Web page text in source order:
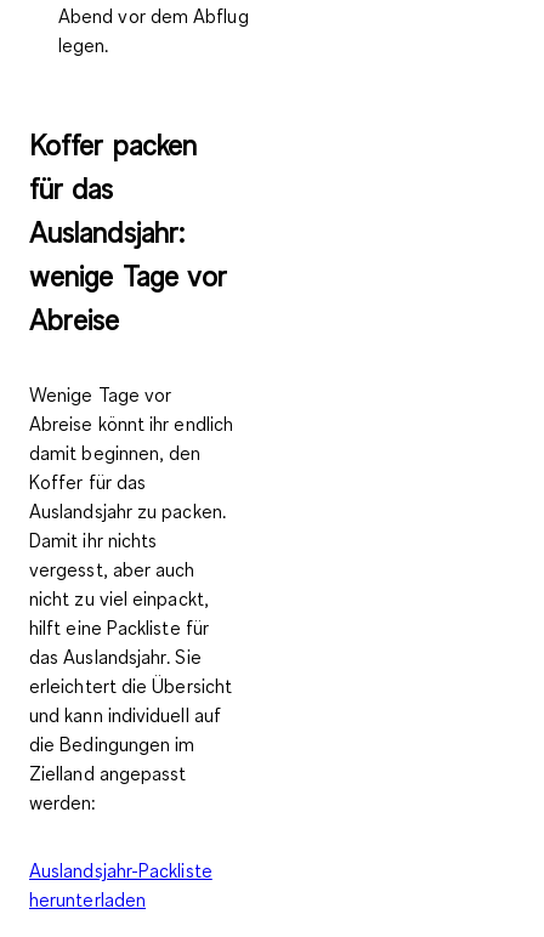
Abend vor dem Abflug
legen.
Koffer packen
für das
Auslandsjahr:
wenige Tage vor
Abreise
Wenige Tage vor
Abreise könnt ihr endlich
damit beginnen, den
Koffer für das
Auslandsjahr zu packen.
Damit ihr nichts
vergesst, aber auch
nicht zu viel einpackt,
hilft eine Packliste für
das Auslandsjahr. Sie
erleichtert die Übersicht
und kann individuell auf
die Bedingungen im
Zielland angepasst
werden:
Auslandsjahr-Packliste
herunterladen